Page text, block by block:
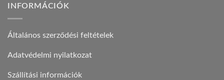
INFORMÁCIÓK
Általános szerződési feltételek
Adatvédelmi nyilatkozat
Szállítási információk